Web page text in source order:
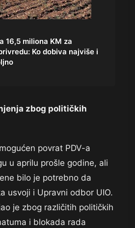
16,5 miliona KM za
Ko dobiva najviše i
zbog političkih
povrat PDV-a
u aprilu prošle godine, ali
bilo je potrebno da
usvoji i Upravni odbor UIO.
je zbog različitih političkih
i blokada rada